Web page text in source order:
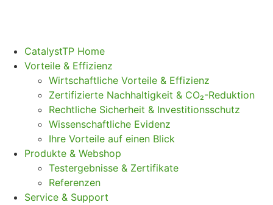
CatalystTP Home
Vorteile & Effizienz
Wirtschaftliche Vorteile & Effizienz
Zertifizierte Nachhaltigkeit & CO₂-Reduktion
Rechtliche Sicherheit & Investitionsschutz
Wissenschaftliche Evidenz
Ihre Vorteile auf einen Blick
Produkte & Webshop
Testergebnisse & Zertifikate
Referenzen
Service & Support